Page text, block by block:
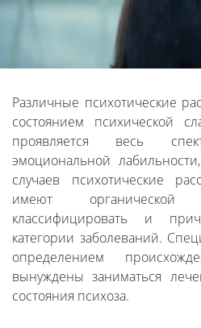
Различные психотические
состоянием психической
проявляется весь
эмоциональной
случаев психотические
имеют
классифицировать и
категории заболеваний.
определением
вынуждены заниматься
состояния психоза.